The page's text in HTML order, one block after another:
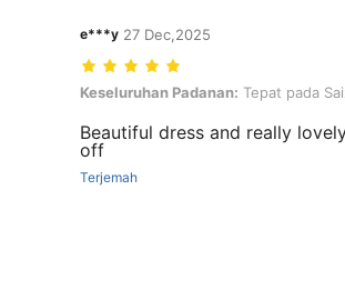
e***y 27 Dec,2025
Keseluruhan Padanan: Tepat pada Saiz,
Keseluruhan Padanan: Tepat pada
Beautiful dress and really
off
Terjemah